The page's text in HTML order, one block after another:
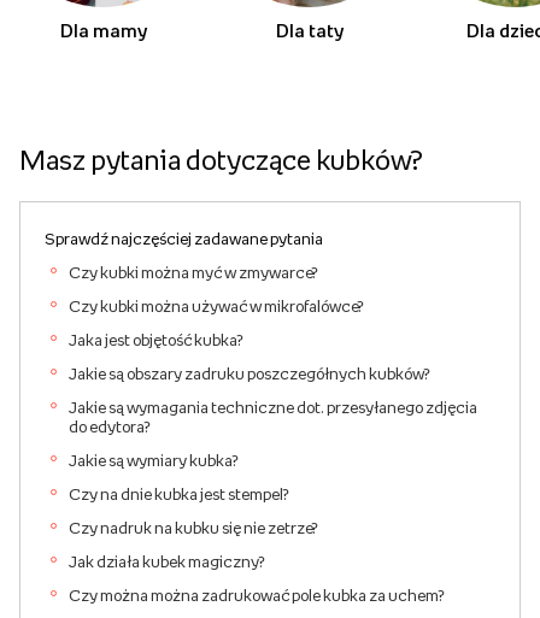
Dla mamy Dla taty Dla
Masz pytania dotyczące kubków?
Sprawdź najczęściej zadawane pytania
Czy kubki można myć w zmywarce?
Czy kubki można używać w mikrofalówce?
Jaka jest objętość kubka?
Jakie są obszary zadruku poszczegółnych kubków?
Jakie są wymagania techniczne dot. przesyłanego zdjęcia
do edytora?
Jakie są wymiary kubka?
Czy na dnie kubka jest stempel?
Czy nadruk na kubku się nie zetrze?
Jak działa kubek magiczny?
Czy można można zadrukować pole kubka za uchem?